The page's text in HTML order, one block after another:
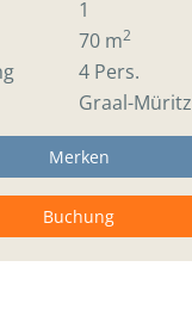
1
70 m2
4 Pers.
Graal-Müritz
Merken
Buchung